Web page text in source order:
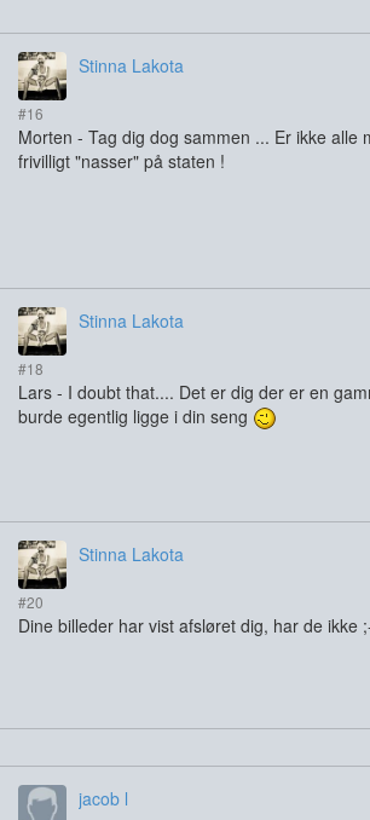
Stinna Lakota
#16
Morten - Tag dig dog sammen ... Er ikke alle
frivilligt "nasser" på staten !
Stinna Lakota
#18
Lars - I doubt that.... Det er dig der er en
burde egentlig ligge i din seng
Stinna Lakota
#20
Dine billeder har vist afsløret dig, har de ikke
jacob l